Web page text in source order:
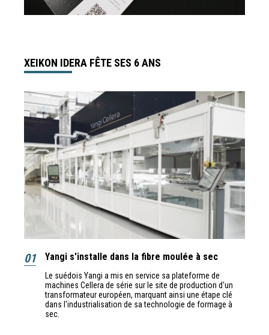
XEIKON IDERA FÊTE SES 6 ANS
01 Yangi s'installe dans la fibre moulée à sec
Le suédois Yangi a mis en service sa plateforme de
machines Cellera de série sur le site de production d'un
transformateur européen, marquant ainsi une étape clé
dans l'industrialisation de sa technologie de formage à
sec.